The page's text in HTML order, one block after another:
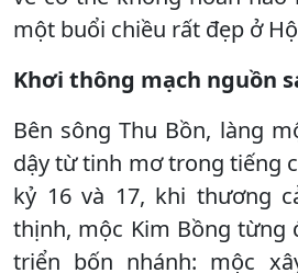
một buổi chiều rất đẹp ở
Khơi thông mạch nguồn
Bên sông Thu Bồn, làng
dậy từ tinh mơ trong tiếng
kỷ 16 và 17, khi thương
thịnh, mộc Kim Bồng từng
triển bốn nhánh: mộc